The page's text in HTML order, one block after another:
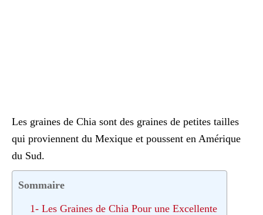
Les graines de Chia sont des graines de petites tailles
qui proviennent du Mexique et poussent en Amérique
du Sud.
Sommaire
1- Les Graines de Chia Pour une Excellente